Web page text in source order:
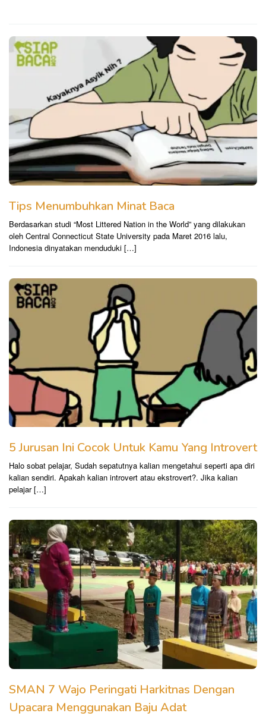
Tips Menumbuhkan Minat Baca
Berdasarkan studi “Most Littered Nation in the World” yang dilakukan
oleh Central Connecticut State University pada Maret 2016 lalu,
Indonesia dinyatakan menduduki […]
5 Jurusan Ini Cocok Untuk Kamu Yang Introvert
Halo sobat pelajar, Sudah sepatutnya kalian mengetahui seperti apa diri
kalian sendiri. Apakah kalian introvert atau ekstrovert?. Jika kalian
pelajar […]
SMAN 7 Wajo Peringati Harkitnas Dengan
Upacara Menggunakan Baju Adat